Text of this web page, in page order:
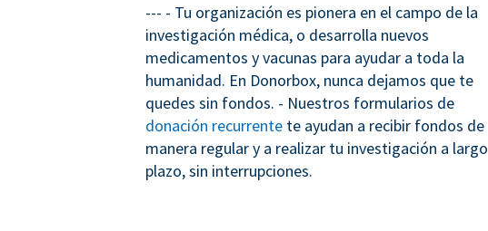
--- - Tu organización es pionera en el campo de la
investigación médica, o desarrolla nuevos
medicamentos y vacunas para ayudar a toda la
humanidad. En Donorbox, nunca dejamos que te
quedes sin fondos. - Nuestros formularios de
donación recurrente te ayudan a recibir fondos de
manera regular y a realizar tu investigación a largo
plazo, sin interrupciones.